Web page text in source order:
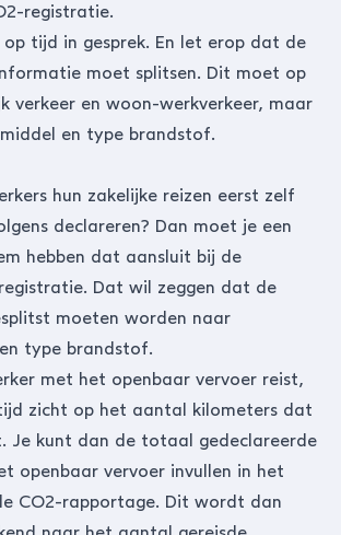
registratie.
tijd in gesprek. En let erop dat de
moet splitsen. Dit moet op
verkeer en woon-werkverkeer, maar
en type brandstof.
hun zakelijke reizen eerst zelf
declareren? Dan moet je een
hebben dat aansluit bij de
Dat wil zeggen dat de
moeten worden naar
type brandstof.
met het openbaar vervoer reist,
zicht op het aantal kilometers dat
Je kunt dan de totaal gedeclareerde
openbaar vervoer invullen in het
CO2-rapportage. Dit wordt dan